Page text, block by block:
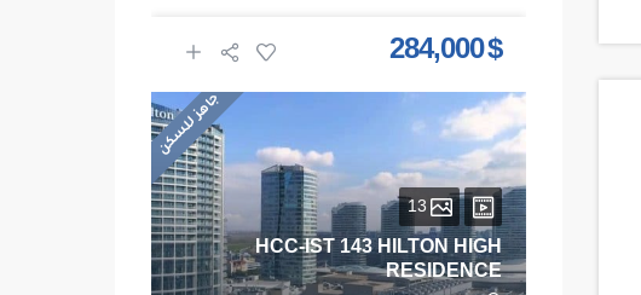
$ 284,000
جاهز للسكن
HCC-IST 143 HILTON HIGH
RESIDENCE